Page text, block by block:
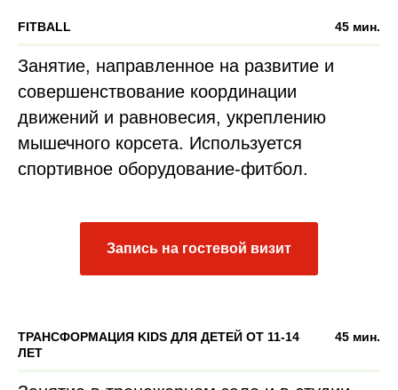
FITBALL 45 мин.
Занятие, направленное на развитие и
совершенствование координации
движений и равновесия, укреплению
мышечного корсета. Используется
спортивное оборудование-фитбол.
Запись на гостевой визит
ТРАНСФОРМАЦИЯ KIDS ДЛЯ ДЕТЕЙ ОТ 11-14
ЛЕТ
45 мин.